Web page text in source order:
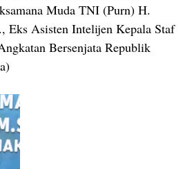
Muda TNI (Purn) H.
Eks Asisten Intelijen Kepala Staf
Bersenjata Republik